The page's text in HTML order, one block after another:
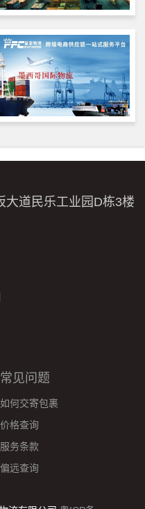
大道民乐工业园D栋3楼
常见问题
如何交寄包裹
价格查询
服务条款
偏远查询